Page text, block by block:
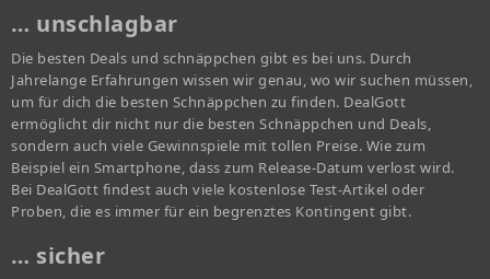
… unschlagbar
Die besten Deals und schnäppchen gibt es bei uns. Durch
Jahrelange Erfahrungen wissen wir genau, wo wir suchen müssen,
um für dich die besten Schnäppchen zu finden. DealGott
ermöglicht dir nicht nur die besten Schnäppchen und Deals,
sondern auch viele Gewinnspiele mit tollen Preise. Wie zum
Beispiel ein Smartphone, dass zum Release-Datum verlost wird.
Bei DealGott findest auch viele kostenlose Test-Artikel oder
Proben, die es immer für ein begrenztes Kontingent gibt.
… sicher